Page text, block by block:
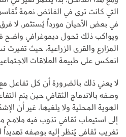
التي كانت ترى في الفائض نعمة
في بعض الأحيان مورداً يُستثمر، لا
ويواكب ذلك تحول ديموغرافي واضح
المزارع والقرى الزراعية، حيث تغيرت
انعكس على طبيعة العلاقات
لا يعني ذلك بالضرورة أن كل تفاعل
وصفه بالاندماج الثقافي حين يتم
الهوية المحلية ولا يلغيها، غير أن
إلى استيعاب ثقافي تذوب فيه ملامح
تغريب ثقافي يُنظر إليه بوصفه تهديداً